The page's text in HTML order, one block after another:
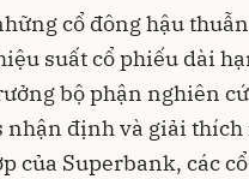
cổ đông hậu
suất cổ phiếu dài
bộ phận nghiên
nhận định và giải
của Superbank, các